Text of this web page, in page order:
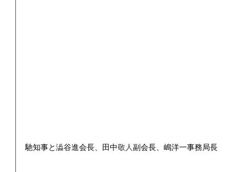
馳知事と澁谷進会長、田中敬人副会長、嶋洋一事務局長